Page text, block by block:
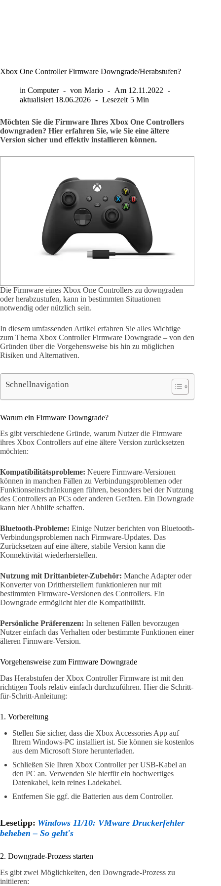
Xbox One Controller Firmware Downgrade/Herabstufen?
in Computer von Mario Am 12.11.2022
aktualisiert 18.06.2026 Lesezeit 5 Min
Möchten Sie die Firmware Ihres Xbox One Controllers
downgraden? Hier erfahren Sie, wie Sie eine ältere
Version sicher und effektiv installieren können.
Die Firmware eines Xbox One Controllers zu downgraden
oder herabzustufen, kann in bestimmten Situationen
notwendig oder nützlich sein.
In diesem umfassenden Artikel erfahren Sie alles Wichtige
zum Thema Xbox Controller Firmware Downgrade – von den
Gründen über die Vorgehensweise bis hin zu möglichen
Risiken und Alternativen.
Schnellnavigation
Warum ein Firmware Downgrade?
Es gibt verschiedene Gründe, warum Nutzer die Firmware
ihres Xbox Controllers auf eine ältere Version zurücksetzen
möchten:
Kompatibilitätsprobleme: Neuere Firmware-Versionen
können in manchen Fällen zu Verbindungsproblemen oder
Funktionseinschränkungen führen, besonders bei der Nutzung
des Controllers an PCs oder anderen Geräten. Ein Downgrade
kann hier Abhilfe schaffen.
Bluetooth-Probleme: Einige Nutzer berichten von Bluetooth-
Verbindungsproblemen nach Firmware-Updates. Das
Zurücksetzen auf eine ältere, stabile Version kann die
Konnektivität wiederherstellen.
Nutzung mit Drittanbieter-Zubehör: Manche Adapter oder
Konverter von Drittherstellern funktionieren nur mit
bestimmten Firmware-Versionen des Controllers. Ein
Downgrade ermöglicht hier die Kompatibilität.
Persönliche Präferenzen: In seltenen Fällen bevorzugen
Nutzer einfach das Verhalten oder bestimmte Funktionen einer
älteren Firmware-Version.
Vorgehensweise zum Firmware Downgrade
Das Herabstufen der Xbox Controller Firmware ist mit den
richtigen Tools relativ einfach durchzuführen. Hier die Schritt-
für-Schritt-Anleitung:
1. Vorbereitung
Stellen Sie sicher, dass die Xbox Accessories App auf
Ihrem Windows-PC installiert ist. Sie können sie kostenlos
aus dem Microsoft Store herunterladen.
Schließen Sie Ihren Xbox Controller per USB-Kabel an
den PC an. Verwenden Sie hierfür ein hochwertiges
Datenkabel, kein reines Ladekabel.
Entfernen Sie ggf. die Batterien aus dem Controller.
Lesetipp: Windows 11/10: VMware Druckerfehler
beheben – So geht's
2. Downgrade-Prozess starten
Es gibt zwei Möglichkeiten, den Downgrade-Prozess zu
initiieren: